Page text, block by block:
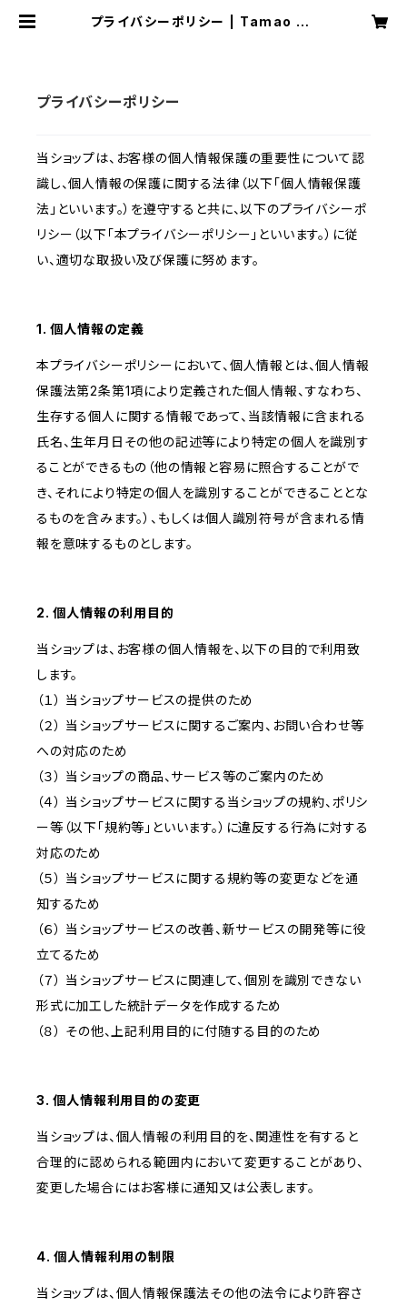
プライバシーポリシー | Tamao Oz
プライバシーポリシー
当ショップは、お客様の個人情報保護の重要性について認
識し、個人情報の保護に関する法律（以下「個人情報保護
法」といいます。）を遵守すると共に、以下のプライバシーポ
リシー（以下「本プライバシーポリシー」といいます。）に従
い、適切な取扱い及び保護に努めます。
1. 個人情報の定義
本プライバシーポリシーにおいて、個人情報とは、個人情報
保護法第2条第1項により定義された個人情報、すなわち、
生存する個人に関する情報であって、当該情報に含まれる
氏名、生年月日その他の記述等により特定の個人を識別す
ることができるもの（他の情報と容易に照合することがで
き、それにより特定の個人を識別することができることとな
るものを含みます。）、もしくは個人識別符号が含まれる情
報を意味するものとします。
2. 個人情報の利用目的
当ショップは、お客様の個人情報を、以下の目的で利用致
します。
（１） 当ショップサービスの提供のため
（２） 当ショップサービスに関するご案内、お問い合わせ等
への対応のため
（３） 当ショップの商品、サービス等のご案内のため
（４） 当ショップサービスに関する当ショップの規約、ポリシ
ー等（以下「規約等」といいます。）に違反する行為に対する
対応のため
（５） 当ショップサービスに関する規約等の変更などを通
知するため
（６） 当ショップサービスの改善、新サービスの開発等に役
立てるため
（７） 当ショップサービスに関連して、個別を識別できない
形式に加工した統計データを作成するため
（８） その他、上記利用目的に付随する目的のため
3. 個人情報利用目的の変更
当ショップは、個人情報の利用目的を、関連性を有すると
合理的に認められる範囲内において変更することがあり、
変更した場合にはお客様に通知又は公表します。
4. 個人情報利用の制限
当ショップは、個人情報保護法その他の法令により許容さ